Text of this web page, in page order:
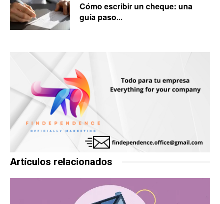
Cómo escribir un cheque: una
guía paso...
Artículos relacionados